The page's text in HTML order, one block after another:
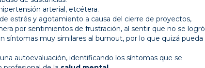
arterial, etcétera.
estrés y agotamiento a causa del cierre de proyectos,
por sentimientos de frustración, al sentir que no se logró
síntomas muy similares al burnout, por lo que quizá pueda
autoevaluación, identificando los síntomas que se